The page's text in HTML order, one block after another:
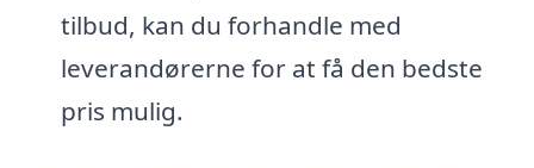
tilbud, kan du forhandle med
leverandørerne for at få den bedste
pris mulig.